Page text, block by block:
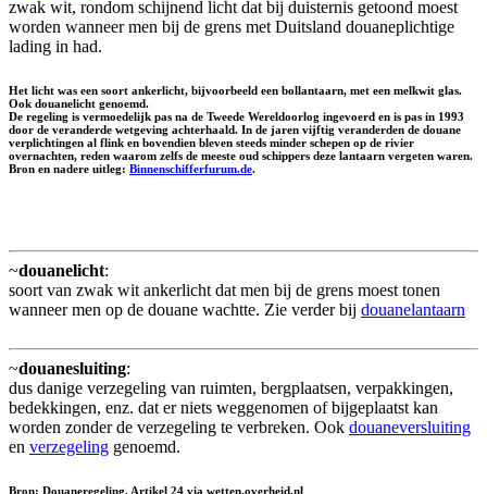
zwak wit, rondom schijnend licht dat bij duisternis getoond moest
worden wanneer men bij de grens met Duitsland douaneplichtige
lading in had.
Het licht was een soort ankerlicht, bijvoorbeeld een bollantaarn, met een melkwit glas.
Ook douanelicht genoemd.
De regeling is vermoedelijk pas na de Tweede Wereldoorlog ingevoerd en is pas in 1993
door de veranderde wetgeving achterhaald. In de jaren vijftig veranderden de douane
verplichtingen al flink en bovendien bleven steeds minder schepen op de rivier
overnachten, reden waarom zelfs de meeste oud schippers deze lantaarn vergeten waren.
Bron en nadere uitleg: Binnenschifferfurum.de.
~douanelicht:
soort van zwak wit ankerlicht dat men bij de grens moest tonen
wanneer men op de douane wachtte. Zie verder bij douanelantaarn
~douanesluiting:
dus danige verzegeling van ruimten, bergplaatsen, verpakkingen,
bedekkingen, enz. dat er niets weggenomen of bijgeplaatst kan
worden zonder de verzegeling te verbreken. Ook douaneversluiting
en verzegeling genoemd.
Bron: Douaneregeling, Artikel 24 via wetten.overheid.nl